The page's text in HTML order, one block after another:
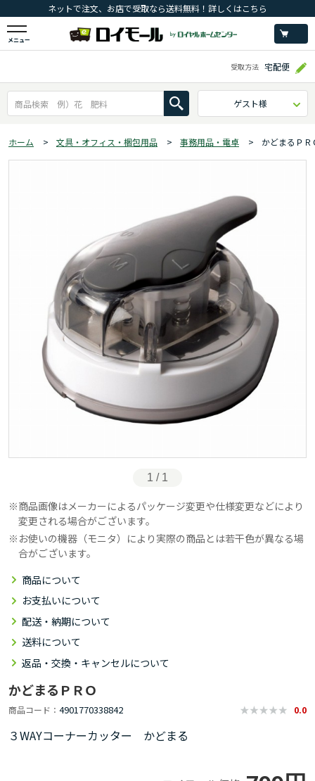
ネットで注文、お店で受取なら送料無料！詳しくはこちら
メニュー
受取方法 宅配便
ゲスト様
ホーム > 文具・オフィス・梱包用品 > 事務用品・電卓 > かどまるＰＲ
1 / 1
商品画像はメーカーによるパッケージ変更や仕様変更などにより
変更される場合がございます。
お使いの機器（モニタ）により実際の商品とは若干色が異なる場
合がございます。
商品について
お支払いについて
配送・納期について
送料について
返品・交換・キャンセルについて
かどまるＰＲＯ
商品コード 4901770338842 0.0
３WAYコーナーカッター かどまる